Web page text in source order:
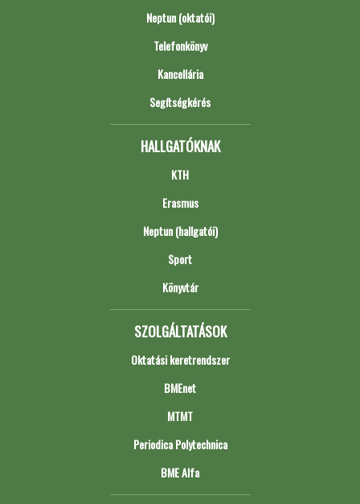
Neptun (oktatói)
Telefonkönyv
Kancellária
Segítségkérés
HALLGATÓKNAK
KTH
Erasmus
Neptun (hallgatói)
Sport
Könyvtár
SZOLGÁLTATÁSOK
Oktatási keretrendszer
BMEnet
MTMT
Periodica Polytechnica
BME Alfa